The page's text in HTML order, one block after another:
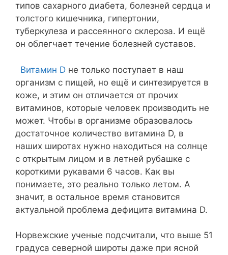
типов сахарного диабета, болезней сердца и
толстого кишечника, гипертонии,
туберкулеза и рассеянного склероза. И ещё
он облегчает течение болезней суставов.
Витамин D не только поступает в наш
организм с пищей, но ещё и синтезируется в
коже, и этим он отличается от прочих
витаминов, которые человек производить не
может. Чтобы в организме образовалось
достаточное количество витамина D, в
наших широтах нужно находиться на солнце
с открытым лицом и в летней рубашке с
короткими рукавами 6 часов. Как вы
понимаете, это реально только летом. А
значит, в остальное время становится
актуальной проблема дефицита витамина D.
Норвежские ученые подсчитали, что выше 51
градуса северной широты даже при ясной